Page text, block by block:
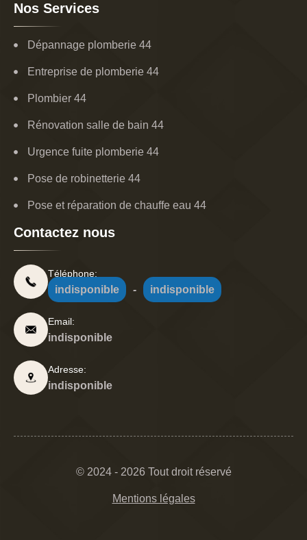
Nos Services
Dépannage plomberie 44
Entreprise de plomberie 44
Plombier 44
Rénovation salle de bain 44
Urgence fuite plomberie 44
Pose de robinetterie 44
Pose et réparation de chauffe eau 44
Contactez nous
Téléphone:
indisponible - indisponible
Email:
indisponible
Adresse:
indisponible
© 2024 - 2026 Tout droit réservé
Mentions légales